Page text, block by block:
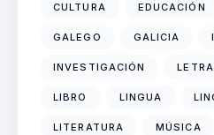
CULTURA EDUCACIÓN
GALEGO GALICIA
INVESTIGACIÓN
LIBRO LINGUA
LITERATURA MÚSICA